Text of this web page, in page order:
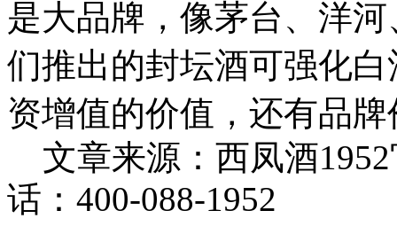
是大品牌，像茅台、洋
们推出的封坛酒可强化
资增值的价值，还有品
文章来源：西凤酒
话：400-088-1952